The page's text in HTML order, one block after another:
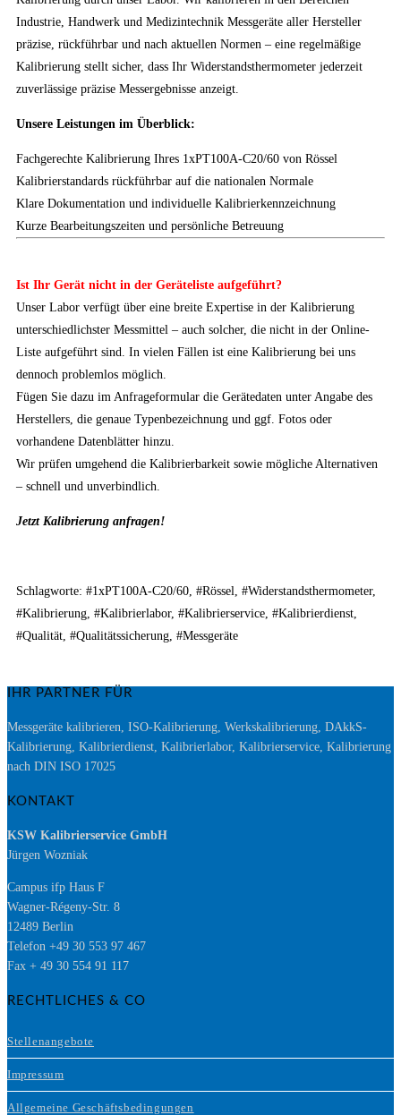
Industrie, Handwerk und Medizintechnik Messgeräte aller Hersteller
präzise, rückführbar und nach aktuellen Normen – eine regelmäßige
Kalibrierung stellt sicher, dass Ihr Widerstandsthermometer jederzeit
zuverlässige präzise Messergebnisse anzeigt.
Unsere Leistungen im Überblick:
Fachgerechte Kalibrierung Ihres 1xPT100A-C20/60 von Rössel
Kalibrierstandards rückführbar auf die nationalen Normale
Klare Dokumentation und individuelle Kalibrierkennzeichnung
Kurze Bearbeitungszeiten und persönliche Betreuung
Ist Ihr Gerät nicht in der Geräteliste aufgeführt?
Unser Labor verfügt über eine breite Expertise in der Kalibrierung
unterschiedlichster Messmittel – auch solcher, die nicht in der Online-
Liste aufgeführt sind. In vielen Fällen ist eine Kalibrierung bei uns
dennoch problemlos möglich.
Fügen Sie dazu im Anfrageformular die Gerätedaten unter Angabe des
Herstellers, die genaue Typenbezeichnung und ggf. Fotos oder
vorhandene Datenblätter hinzu.
Wir prüfen umgehend die Kalibrierbarkeit sowie mögliche Alternativen
– schnell und unverbindlich.
Jetzt Kalibrierung anfragen!
Schlagworte: #1xPT100A-C20/60, #Rössel, #Widerstandsthermometer,
#Kalibrierung, #Kalibrierlabor, #Kalibrierservice, #Kalibrierdienst,
#Qualität, #Qualitätssicherung, #Messgeräte
IHR PARTNER FÜR
Messgeräte kalibrieren, ISO-Kalibrierung, Werkskalibrierung, DAkkS-
Kalibrierung, Kalibrierdienst, Kalibrierlabor, Kalibrierservice, Kalibrierung
nach DIN ISO 17025
KONTAKT
KSW Kalibrierservice GmbH
Jürgen Wozniak
Campus ifp Haus F
Wagner-Régeny-Str. 8
12489 Berlin
Telefon +49 30 553 97 467
Fax + 49 30 554 91 117
RECHTLICHES & CO
Stellenangebote
Impressum
Allgemeine Geschäftsbedingungen